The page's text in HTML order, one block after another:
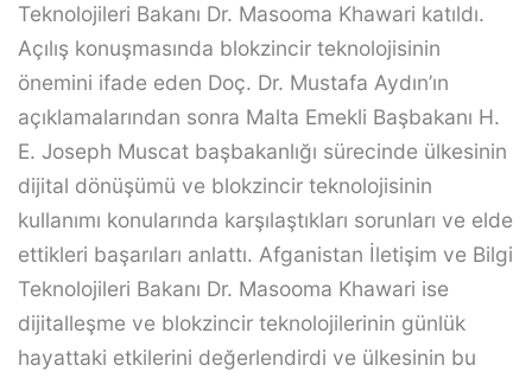
Teknolojileri Bakanı Dr. Masooma Khawari katıldı.
Açılış konuşmasında blokzincir teknolojisinin
önemini ifade eden Doç. Dr. Mustafa Aydın’ın
açıklamalarından sonra Malta Emekli Başbakanı H.
E. Joseph Muscat başbakanlığı sürecinde ülkesinin
dijital dönüşümü ve blokzincir teknolojisinin
kullanımı konularında karşılaştıkları sorunları ve elde
ettikleri başarıları anlattı. Afganistan İletişim ve Bilgi
Teknolojileri Bakanı Dr. Masooma Khawari ise
dijitalleşme ve blokzincir teknolojilerinin günlük
hayattaki etkilerini değerlendirdi ve ülkesinin bu